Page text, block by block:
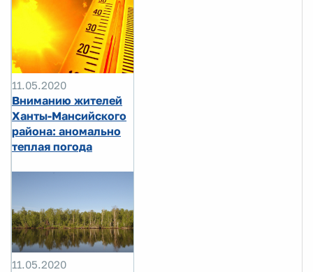
11.05.2020
Вниманию жителей
Ханты-Мансийского
района: аномально
теплая погода
11.05.2020